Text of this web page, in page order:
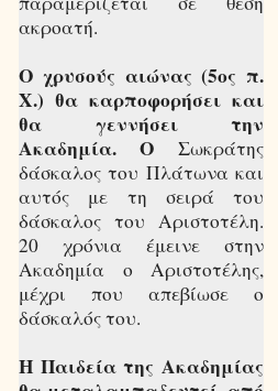
ακροατή.
Ο χρυσούς αιώνας (5ος π.
Χ.) θα καρποφορήσει και
θα γεννήσει την
Ακαδημία. Ο Σωκράτης
δάσκαλος του Πλάτωνα και
αυτός με τη σειρά του
δάσκαλος του Αριστοτέλη.
20 χρόνια έμεινε στην
Ακαδημία ο Αριστοτέλης,
μέχρι που απεβίωσε ο
δάσκαλός του.
Η Παιδεία της Ακαδημίας